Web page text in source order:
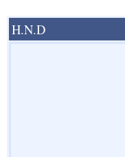
H.N.D